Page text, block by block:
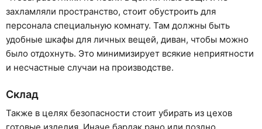
захламляли пространство, стоит обустроить для
персонала специальную комнату. Там должны быть
удобные шкафы для личных вещей, диван, чтобы можно
было отдохнуть. Это минимизирует всякие неприятности
и несчастные случаи на производстве.
Склад
Также в целях безопасности стоит убирать из цехов